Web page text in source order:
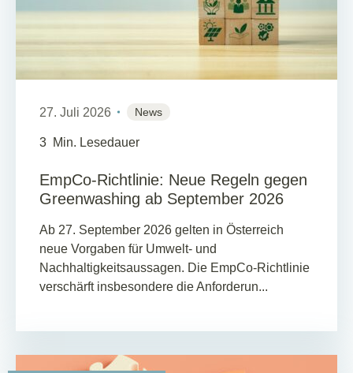
27. Juli 2026 News
3 Min. Lesedauer
EmpCo-Richtlinie: Neue Regeln gegen
Greenwashing ab September 2026
Ab 27. September 2026 gelten in Österreich
neue Vorgaben für Umwelt- und
Nachhaltigkeitsaussagen. Die EmpCo-Richtlinie
verschärft insbesondere die Anforderun...